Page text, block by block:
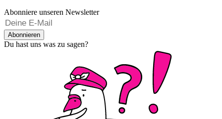
Abonniere unseren Newsletter
Abonnieren
Du hast uns was zu sagen?